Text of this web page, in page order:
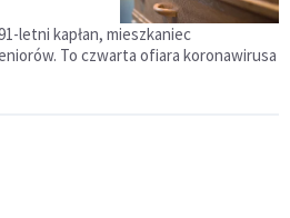
letni kapłan, mieszkaniec
To czwarta ofiara koronawirusa